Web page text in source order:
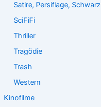
Satire, Persiflage, Schwarz
SciFiFi
Thriller
Tragödie
Trash
Western
Kinofilme